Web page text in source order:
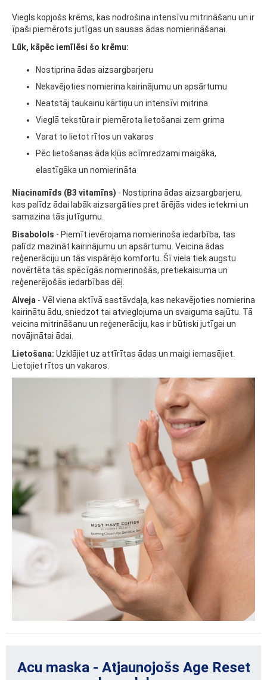
Viegls kopjošs krēms, kas nodrošina intensīvu mitrināšanu un ir
īpaši piemērots jutīgas un sausas ādas nomierināšanai.
Lūk, kāpēc iemīlēsi šo krēmu:
Nostiprina ādas aizsargbarjeru
Nekavējoties nomierina kairinājumu un apsārtumu
Neatstāj taukainu kārtiņu un intensīvi mitrina
Vieglā tekstūra ir piemērota lietošanai zem grima
Varat to lietot rītos un vakaros
Pēc lietošanas āda kļūs acīmredzami maigāka,
elastīgāka un nomierināta
Niacinamīds (B3 vitamīns) - Nostiprina ādas aizsargbarjeru,
kas palīdz ādai labāk aizsargāties pret ārējās vides ietekmi un
samazina tās jutīgumu.
Bisabolols - Piemīt ievērojama nomierinoša iedarbība, tas
palīdz mazināt kairinājumu un apsārtumu. Veicina ādas
reģenerāciju un tās vispārējo komfortu. Šī viela tiek augstu
novērtēta tās spēcīgās nomierinošās, pretiekaisuma un
reģenerējošās iedarbības dēļ.
Alveja - Vēl viena aktīvā sastāvdaļa, kas nekavējoties nomierina
kairinātu ādu, sniedzot tai atvieglojuma un svaiguma sajūtu. Tā
veicina mitrināšanu un reģenerāciju, kas ir būtiski jutīgai un
novājinātai ādai.
Lietošana: Uzklājiet uz attīrītas ādas un maigi iemasējiet.
Lietojiet rītos un vakaros.
Acu maska - Atjaunojošs Age Reset